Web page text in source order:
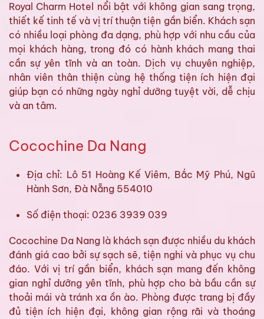
Royal Charm Hotel nổi bật với không gian sang trọng,
thiết kế tinh tế và vị trí thuận tiện gần biển. Khách sạn
có nhiều loại phòng đa dạng, phù hợp với nhu cầu của
mọi khách hàng, trong đó có hành khách mang thai
cần sự yên tĩnh và an toàn. Dịch vụ chuyên nghiệp,
nhân viên thân thiện cùng hệ thống tiện ích hiện đại
giúp bạn có những ngày nghỉ dưỡng tuyệt vời, dễ chịu
và an tâm.
Cocochine Da Nang
Địa chỉ: Lô 51 Hoàng Kế Viêm, Bắc Mỹ Phú, Ngũ
Hành Sơn, Đà Nẵng 554010
Số điện thoại: 0236 3939 039
Cocochine Da Nang là khách sạn được nhiều du khách
đánh giá cao bởi sự sạch sẽ, tiện nghi và phục vụ chu
đáo. Với vị trí gần biển, khách sạn mang đến không
gian nghỉ dưỡng yên tĩnh, phù hợp cho bà bầu cần sự
thoải mái và tránh xa ồn ào. Phòng được trang bị đầy
đủ tiện ích hiện đại, không gian rộng rãi và thoáng